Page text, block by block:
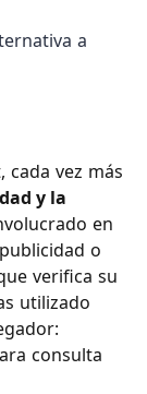
a
vez más
y la
en
o
verifica su
utilizado
consulta